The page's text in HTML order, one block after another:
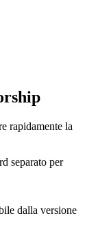
rapidamente la
separato per
dalla versione